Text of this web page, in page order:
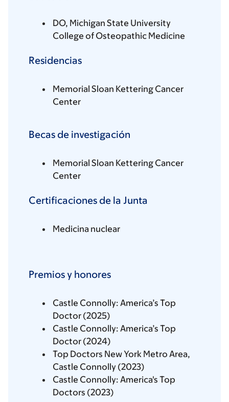
DO, Michigan State University
College of Osteopathic Medicine
Residencias
Memorial Sloan Kettering Cancer
Center
Becas de investigación
Memorial Sloan Kettering Cancer
Center
Certificaciones de la Junta
Medicina nuclear
Premios y honores
Castle Connolly: America’s Top
Doctor (2025)
Castle Connolly: America’s Top
Doctor (2024)
Top Doctors New York Metro Area,
Castle Connolly (2023)
Castle Connolly: America's Top
Doctors (2023)